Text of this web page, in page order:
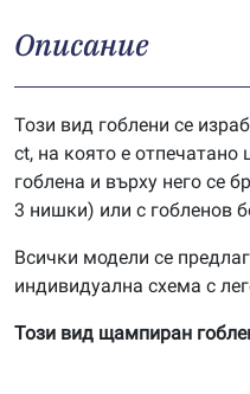
Описание
Този вид гоблени се
ct, на която е отпечатано
гоблена и върху него се
3 нишки) или с гобленов
Всички модели се
индивидуална схема с
Този вид щампиран